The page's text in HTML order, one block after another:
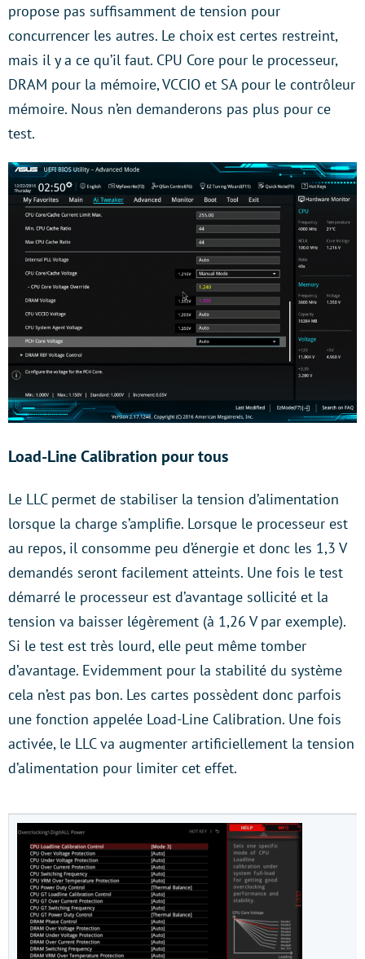
propose pas suffisamment de tension pour
concurrencer les autres. Le choix est certes restreint,
mais il y a ce qu’il faut. CPU Core pour le processeur,
DRAM pour la mémoire, VCCIO et SA pour le contrôleur
mémoire. Nous n’en demanderons pas plus pour ce
test.
Load-Line Calibration pour tous
Le LLC permet de stabiliser la tension d’alimentation
lorsque la charge s’amplifie. Lorsque le processeur est
au repos, il consomme peu d’énergie et donc les 1,3 V
demandés seront facilement atteints. Une fois le test
démarré le processeur est d’avantage sollicité et la
tension va baisser légèrement (à 1,26 V par exemple).
Si le test est très lourd, elle peut même tomber
d’avantage. Evidemment pour la stabilité du système
cela n’est pas bon. Les cartes possèdent donc parfois
une fonction appelée Load-Line Calibration. Une fois
activée, le LLC va augmenter artificiellement la tension
d’alimentation pour limiter cet effet.